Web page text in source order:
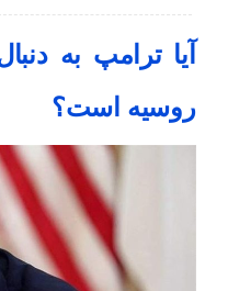
آیا ترامپ به
روسیه است؟